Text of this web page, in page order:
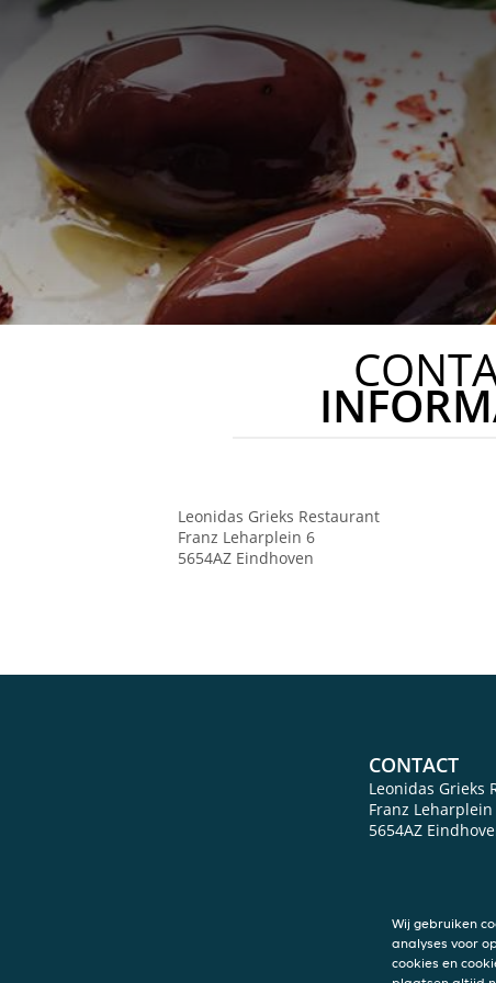
Leonidas Grieks Restaurant
Franz Leharplein 6
5654AZ Eindhoven
CONTACT
Leonidas Grieks
Franz Leharplein
5654AZ
Wij gebruiken
analyses voor
cookies en